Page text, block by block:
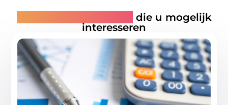
die u mogelijk
interesseren